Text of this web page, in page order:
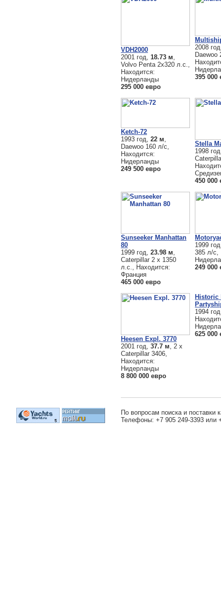
VDH2000
2001 год, 18.73 м
Volvo Penta 2х320 л.с.,
Находится:
Нидерланды
295 000 евро
2008
Daewoo
395 000
Ketch-72
1993 год, 22 м
Daewoo 160 л/с,
Находится:
Нидерланды
249 500 евро
Stella
1998
450 000
Sunseeker Manhattan
80
1999 год, 23.98 м
Caterpillar 2 х 1350
л.с., Находится:
Франция
465 000 евро
1999
385 л/с,
249 000
Heesen Expl. 3770
2001 год, 37.7 м , 2 x
Caterpillar 3406,
Находится:
Нидерланды
8 800 000 евро
Historic
1994
625 000
По вопросам поиска и поставки
Телефоны: +7 905 249-3393 или